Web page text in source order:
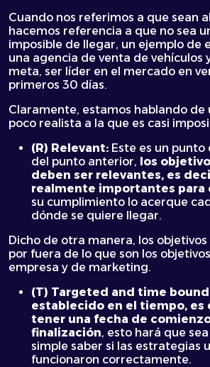
Cuando nos referimos a que sean
hacemos referencia a que no sea
imposible de llegar, un ejemplo de
una agencia de venta de vehículos
meta, ser líder en el mercado en
primeros 30 días.
Claramente, estamos hablando de
poco realista a la que es casi
(R) Relevant: Este es un punto
del punto anterior, los
deben ser relevantes, es
realmente importantes para
su cumplimiento lo acerque
dónde se quiere llegar.
Dicho de otra manera, los
por fuera de lo que son los
empresa y de marketing.
(T) Targeted and time
establecido en el tiempo, es
tener una fecha de
finalización, esto hará que
simple saber si las estrategias
funcionaron correctamente.